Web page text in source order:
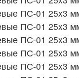
ПС-01 25x3
ПС-01 25x3
ПС-01 25x3
ПС-01 25x3
ПС-01 25x3